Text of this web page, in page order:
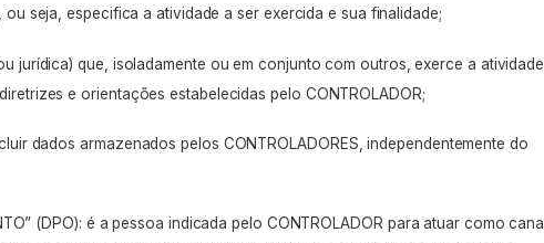
seja, especifica a atividade a ser exercida e sua finalidade;
jurídica) que, isoladamente ou em conjunto com outros, exerce a atividade
e orientações estabelecidas pelo CONTROLADOR;
dados armazenados pelos CONTROLADORES, independentemente do
(DPO): é a pessoa indicada pelo CONTROLADOR para atuar como canal